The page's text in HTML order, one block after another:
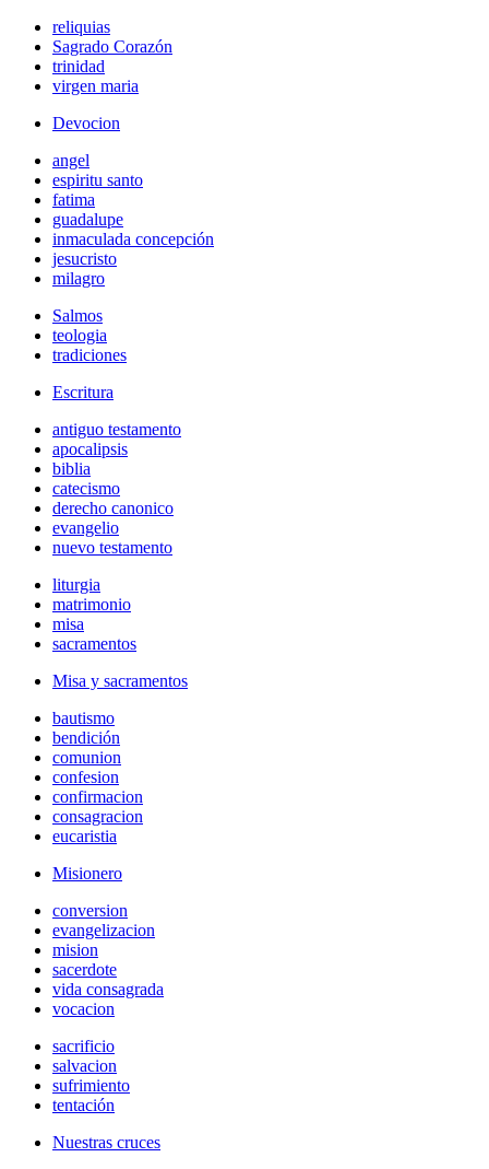
reliquias
Sagrado Corazón
trinidad
virgen maria
Devocion
angel
espiritu santo
fatima
guadalupe
inmaculada concepción
jesucristo
milagro
Salmos
teologia
tradiciones
Escritura
antiguo testamento
apocalipsis
biblia
catecismo
derecho canonico
evangelio
nuevo testamento
liturgia
matrimonio
misa
sacramentos
Misa y sacramentos
bautismo
bendición
comunion
confesion
confirmacion
consagracion
eucaristia
Misionero
conversion
evangelizacion
mision
sacerdote
vida consagrada
vocacion
sacrificio
salvacion
sufrimiento
tentación
Nuestras cruces